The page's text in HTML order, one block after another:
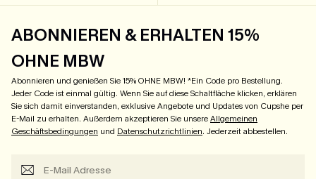
ABONNIEREN & ERHALTEN 15%
OHNE MBW
Abonnieren und genießen Sie 15% OHNE MBW! *Ein Code pro Bestellung.
Jeder Code ist einmal gültig. Wenn Sie auf diese Schaltfläche klicken, erklären
Sie sich damit einverstanden, exklusive Angebote und Updates von Cupshe per
E-Mail zu erhalten. Außerdem akzeptieren Sie unsereAllgemeinen
Geschäftsbedingungen und Datenschutzrichtlinien. Jederzeit abbestellen.